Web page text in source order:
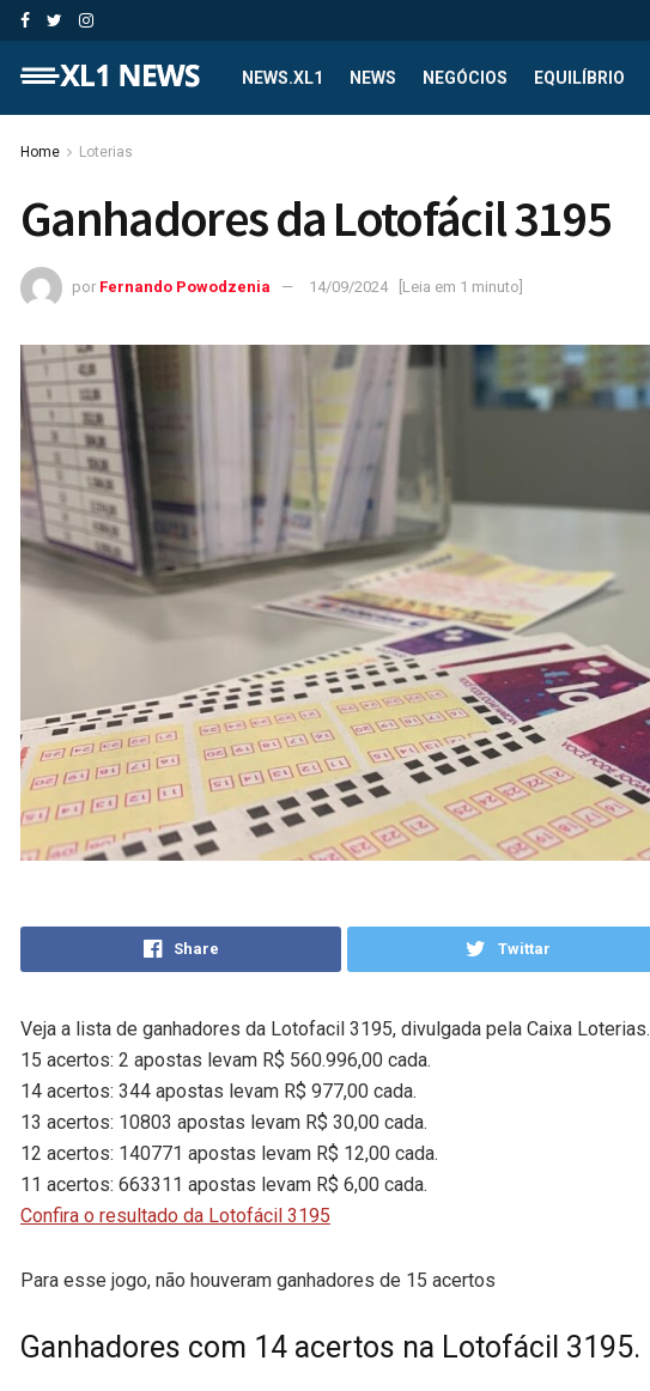
NEWS.XL1 NEWS NEGÓCIOS EQUILÍBRIO
Home Loterias
Ganhadores da Lotofácil 3195
por Fernando Powodzenia 14/09/2024 [Leia em 1 minuto]
Share Twittar
Veja a lista de ganhadores da Lotofacil 3195, divulgada pela Caixa Loterias.
15 acertos: 2 apostas levam R$ 560.996,00 cada.
14 acertos: 344 apostas levam R$ 977,00 cada.
13 acertos: 10803 apostas levam R$ 30,00 cada.
12 acertos: 140771 apostas levam R$ 12,00 cada.
11 acertos: 663311 apostas levam R$ 6,00 cada.
Confira o resultado da Lotofácil 3195
Para esse jogo, não houveram ganhadores de 15 acertos
Ganhadores com 14 acertos na Lotofácil 3195.